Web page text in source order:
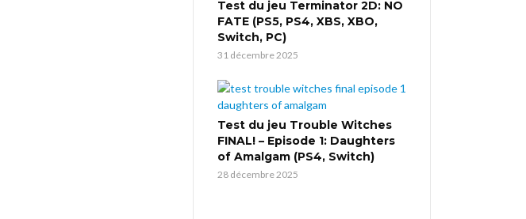
Test du jeu Terminator 2D: NO
FATE (PS5, PS4, XBS, XBO,
Switch, PC)
31 décembre 2025
Test du jeu Trouble Witches
FINAL! – Episode 1: Daughters
of Amalgam (PS4, Switch)
28 décembre 2025